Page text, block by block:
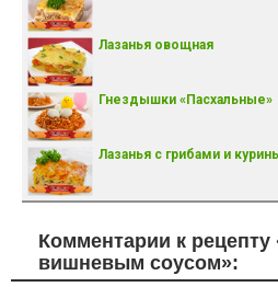
Лазанья овощная
Гнездышки «Пасхальные»
Лазанья с грибами и
Комментарии к
вишневым соусом»: